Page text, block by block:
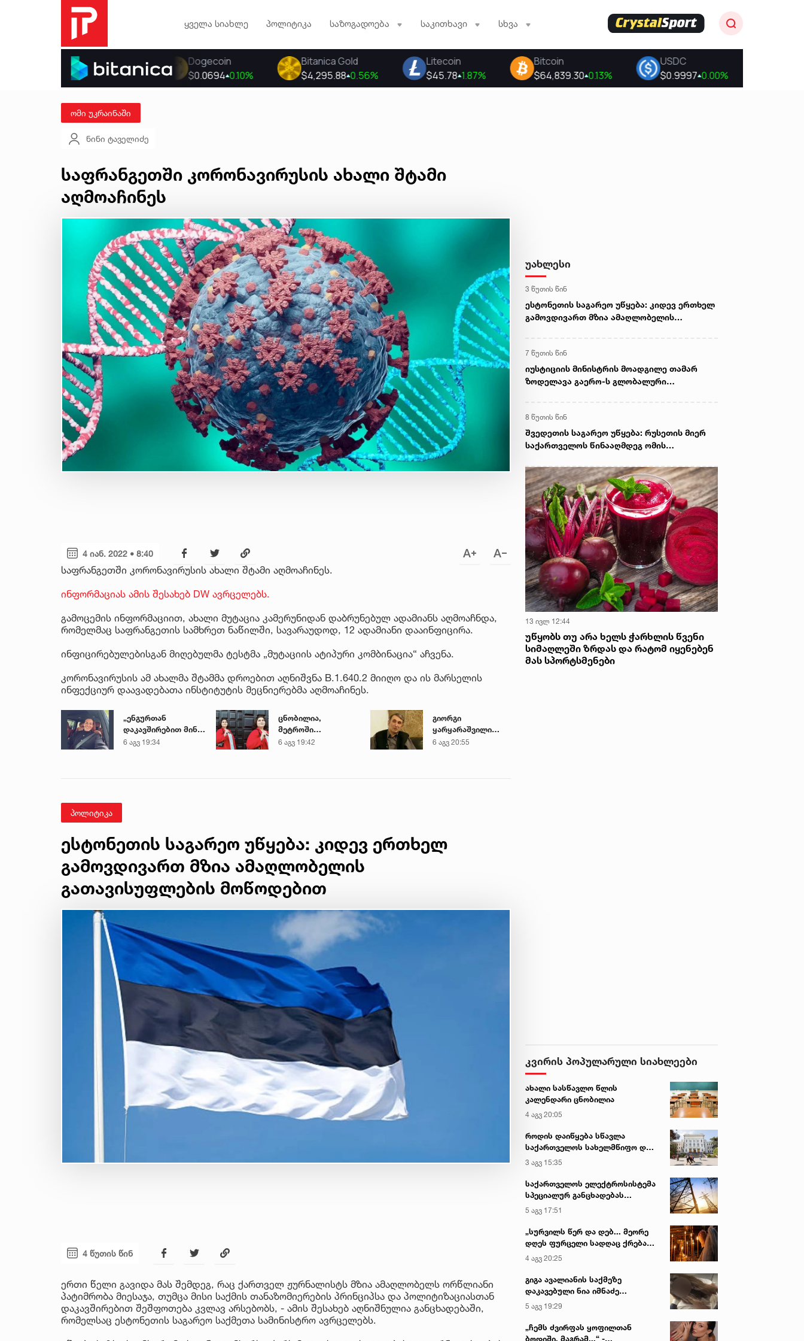
ყველა სიახლე პოლიტიკა საზოგადოება საკითხავი სხვა
ომი უკრაინაში
ნინი ტაველიძე
საფრანგეთში კორონავირუსის ახალი შტამი
აღმოაჩინეს
4 იან. 2022 • 8:40
საფრანგეთში კორონავირუსის ახალი შტამი აღმოაჩინეს.
ინფორმაციას ამის შესახებ DW ავრცელებს.
გამოცემის ინფორმაციით, ახალი მუტაცია კამერუნიდან დაბრუნებულ ადამიანს აღმოაჩნდა,
რომელმაც საფრანგეთის სამხრეთ ნაწილში, სავარაუდოდ, 12 ადამიანი დააინფიცირა.
ინფიცირებულებისგან მიღებულმა ტესტმა „მუტაციის ატიპური კომბინაცია“ აჩვენა.
კორონავირუსის ამ ახალმა შტამმა დროებით აღნიშვნა B.1.640.2 მიიღო და ის მარსელის
ინფექციურ დაავადებათა ინსტიტუტის მეცნიერებმა აღმოაჩინეს.
„ენგურთან
დაკავშირებით მინდა
ვთქვა...“ - გოგა
6 აგვ 19:34
ცნობილია,
მეტროში
გარდაცვლილი 21
6 აგვ 19:42
გიორგი
ყარყარაშვილი
ბარამიძის
მკვლელებად
წარმოაჩენს, შენი
არის წაღებული და
6 აგვ 20:55
პოლიტიკა
ესტონეთის საგარეო უწყება: კიდევ ერთხელ
გამოვდივართ მზია ამაღლობელის
გათავისუფლების მოწოდებით
4 წუთის წინ
ერთი წელი გავიდა მას შემდეგ, რაც ქართველ ჟურნალისტს მზია ამაღლობელს ორწლიანი
პატიმრობა მიესაჯა, თუმცა მისი საქმის თანაზომიერების პრინციპსა და პოლიტიზაციასთან
დაკავშირებით შეშფოთება კვლავ არსებობს, - ამის შესახებ აღნიშნულია განცხადებაში,
რომელსაც ესტონეთის საგარეო საქმეთა სამინისტრო ავრცელებს.
უახლესი
3 წუთის წინ
ესტონეთის საგარეო უწყება: კიდევ ერთხელ
გამოვდივართ მზია ამაღლობელის
7 წუთის წინ
იუსტიციის მინისტრის მოადგილე თამარ
ზოდელავა გაერო-ს გლობალური
8 წუთის წინ
შვედეთის საგარეო უწყება: რუსეთის მიერ
საქართველოს წინააღმდეგ ომის
საქართველოს მიმართ ურყევ მხარდაჭერას
კიდევ ერთხელ ადასტურებს
13 ივლ 12:44
უწყობს თუ არა ხელს ჭარხლის წვენი
სიმაღლეში ზრდას და რატომ იყენებენ
მას სპორტსმენები
კვირის პოპულარული სიახლეები
ახალი სასწავლო წლის
კალენდარი ცნობილია
4 აგვ 20:05
როდის დაიწყება სწავლა
საქართველოს სახელმწიფო და
კერძო უნივერსიტეტებში
3 აგვ 15:35
საქართველოს ელექტროსისტემა
სპეციალურ განცხადებას
ავრცელებს
5 აგვ 17:51
„სურვილს წერ და დებ... მეორე
დღეს ფურცელი სადღაც ქრება
და სურვილი სრულდება...“ -
სასწაულმოქმედი ტაძარი შიდა
ქართლში
4 აგვ 20:25
გიგა ავალიანის საქმეზე
დაკავებული ნია იმნაძე
კლინიკაში გადაჰყავთ
5 აგვ 19:29
„ჩემს ძვირფას ყოფილთან
ბოდიში, მაგრამ...“ -